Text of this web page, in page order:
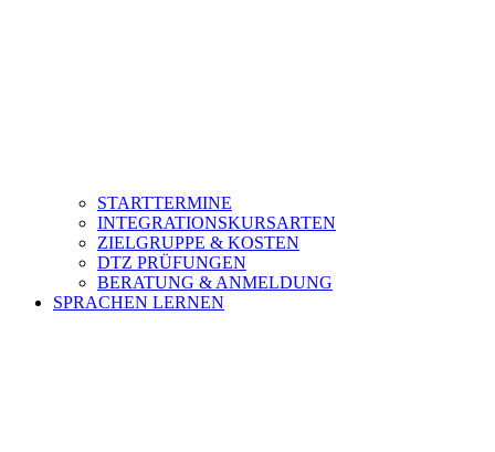
STARTTERMINE
INTEGRATIONSKURSARTEN
ZIELGRUPPE & KOSTEN
DTZ PRÜFUNGEN
BERATUNG & ANMELDUNG
SPRACHEN LERNEN